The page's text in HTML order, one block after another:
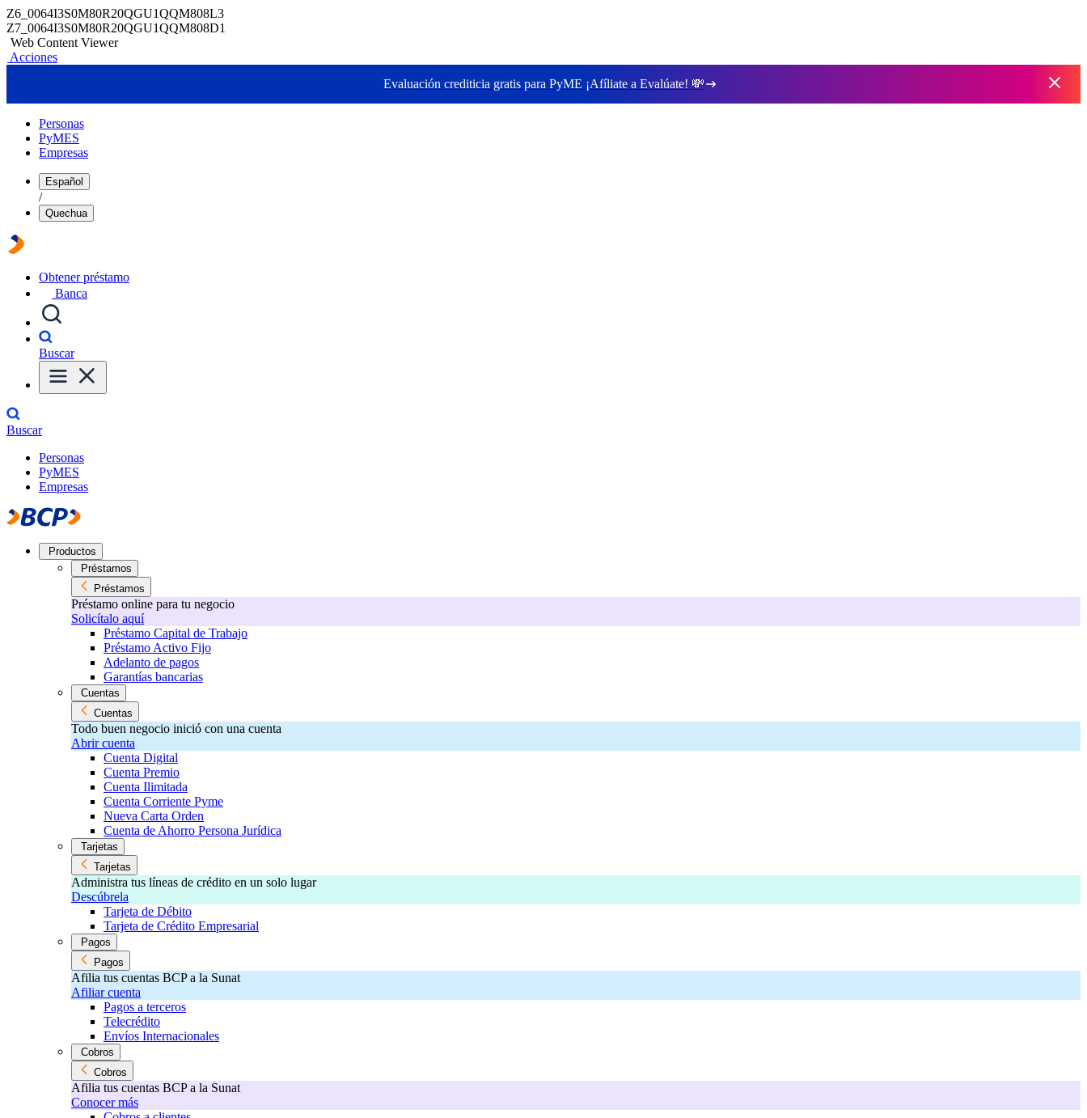
Z6_0064I3S0M80R20QGU1QQM808L3
Z7_0064I3S0M80R20QGU1QQM808D1
Web Content Viewer
Acciones
Evaluación crediticia gratis para PyME ¡Afíliate a Evalúate! 💸
Personas
PyMES
Empresas
Español
/
Quechua
Obtener préstamo
Banca
Buscar
Buscar
Personas
PyMES
Empresas
Productos
Préstamos
Préstamos
Préstamo online para tu negocio
Solicítalo aquí
Préstamo Capital de Trabajo
Préstamo Activo Fijo
Adelanto de pagos
Garantías bancarias
Cuentas
Cuentas
Todo buen negocio inició con una cuenta
Abrir cuenta
Cuenta Digital
Cuenta Premio
Cuenta Ilimitada
Cuenta Corriente Pyme
Nueva Carta Orden
Cuenta de Ahorro Persona Jurídica
Tarjetas
Tarjetas
Administra tus líneas de crédito en un solo lugar
Descúbrela
Tarjeta de Débito
Tarjeta de Crédito Empresarial
Pagos
Pagos
Afilia tus cuentas BCP a la Sunat
Afiliar cuenta
Pagos a terceros
Telecrédito
Envíos Internacionales
Cobros
Cobros
Afilia tus cuentas BCP a la Sunat
Conocer más